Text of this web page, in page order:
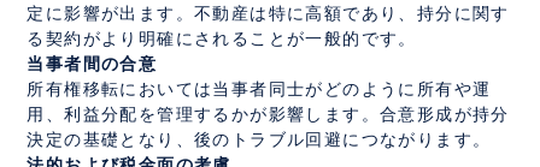
定に影響が出ます。不動産は特に高額であり、持分に関す
る契約がより明確にされることが一般的です。
当事者間の合意
所有権移転においては当事者同士がどのように所有や運
用、利益分配を管理するかが影響します。合意形成が持分
決定の基礎となり、後のトラブル回避につながります。